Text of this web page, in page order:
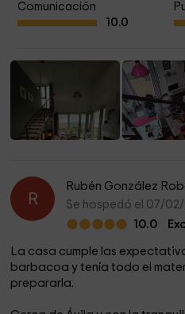
Comunicación
10.0
R
Rubén González
Se hospedó el 07/
10.0
La casa cumple las
barbacoa y tenía todo el
prepararla.